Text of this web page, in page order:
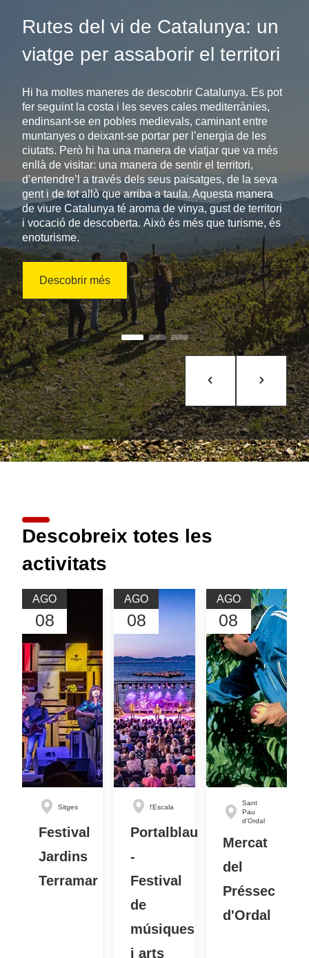
Rutes del vi de Catalunya: un
viatge per assaborir el territori
Hi ha moltes maneres de descobrir Catalunya. Es pot
fer seguint la costa i les seves cales mediterrànies,
endinsant-se en pobles medievals, caminant entre
muntanyes o deixant-se portar per l’energia de les
ciutats. Però hi ha una manera de viatjar que va més
enllà de visitar: una manera de sentir el territori,
d’entendre’l a través dels seus paisatges, de la seva
gent i de tot allò que arriba a taula. Aquesta manera
de viure Catalunya té aroma de vinya, gust de territori
i vocació de descoberta. Això és més que turisme, és
enoturisme.
Descobrir més
Descobreix totes les
activitats
AGO
08
Sitges
Festival
Jardins
Terramar
AGO
08
l'Escala
Portalblau
-
Festival
de
músiques
i arts
AGO
08
Sant
Pau
d'Ordal
Mercat
del
Préssec
d'Ordal